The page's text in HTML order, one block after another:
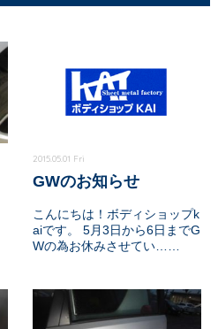
2015.05.01 Fri
GWのお知らせ
こんにちは！ボディショップk
aiです。 5月3日から6日までG
Wの為お休みさせてい……